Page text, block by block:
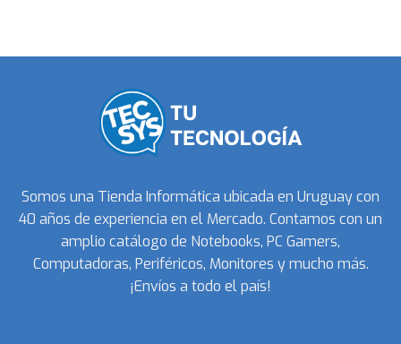
Somos una Tienda Informática ubicada en Uruguay con
40 años de experiencia en el Mercado. Contamos con un
amplio catálogo de Notebooks, PC Gamers,
Computadoras, Periféricos, Monitores y mucho más.
¡Envíos a todo el país!